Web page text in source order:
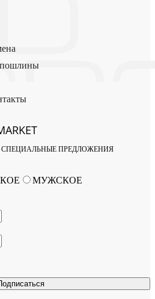
ПРЕДЛОЖЕНИЯ
МУЖСКОЕ